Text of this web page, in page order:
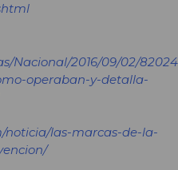
Nacional/2016/09/02/
operaban-y-detalla-
noticia/las-marcas-de-la-